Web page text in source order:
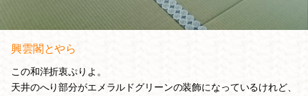
興雲閣とやら
この和洋折衷ぷりよ。
天井のへり部分がエメラルドグリーンの装飾になっているけれど、